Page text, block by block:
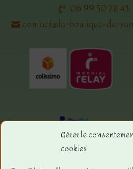
Gérer le
cookies
06 99 50 78 43
contact@la-boutique-de-
Menu.